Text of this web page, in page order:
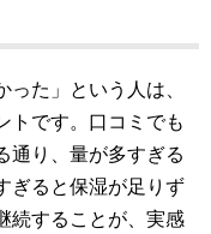
った」という人は、
トです。口コミでも
通り、量が多すぎる
ぎると保湿が足りず
続することが、実感